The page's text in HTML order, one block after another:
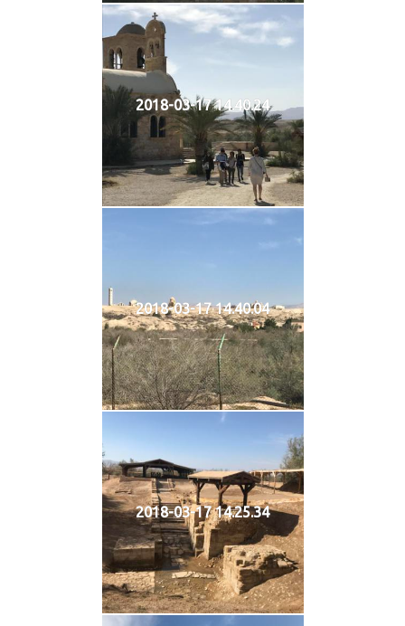
2018-03-17 14.40.24
2018-03-17 14.40.04
2018-03-17 14.25.34